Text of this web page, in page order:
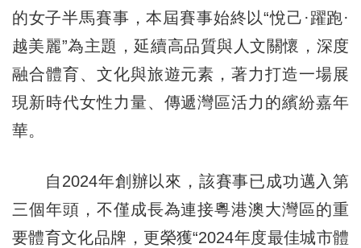
的女子半馬賽事，本屆賽事始終以“悅己·躍跑·
越美麗”為主題，延續高品質與人文關懷，深度
融合體育、文化與旅遊元素，著力打造一場展
現新時代女性力量、傳遞灣區活力的繽紛嘉年
華。
自2024年創辦以來，該賽事已成功邁入第
三個年頭，不僅成長為連接粵港澳大灣區的重
要體育文化品牌，更榮獲“2024年度最佳城市體